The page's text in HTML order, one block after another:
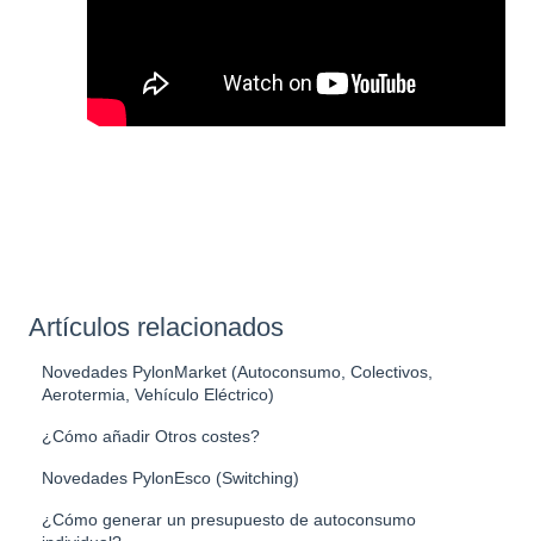
Artículos relacionados
Novedades PylonMarket (Autoconsumo, Colectivos,
Aerotermia, Vehículo Eléctrico)
¿Cómo añadir Otros costes?
Novedades PylonEsco (Switching)
¿Cómo generar un presupuesto de autoconsumo